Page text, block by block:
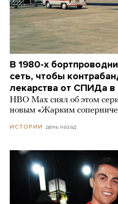
В 1980-х
сеть, чтобы
лекарства от СПИДа в
HBO Max снял об этом
новым «Жарким
ИСТОРИИ день назад